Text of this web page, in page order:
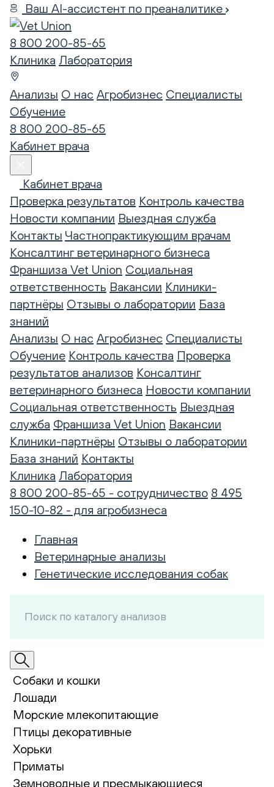
Ваш AI-ассистент по преаналитике
8 800 200-85-65
Клиника Лаборатория
Анализы О нас Агробизнес Специалисты
Обучение
8 800 200-85-65
Кабинет врача
Кабинет врача
Проверка результатов Контроль качества
Новости компании Выездная служба
Контакты Частнопрактикующим врачам
Консалтинг ветеринарного бизнеса
Франшиза Vet Union Социальная
ответственность Вакансии Клиники-
партнёры Отзывы о лаборатории База
знаний
Анализы О нас Агробизнес Специалисты
Обучение Контроль качества Проверка
результатов анализов Консалтинг
ветеринарного бизнеса Новости компании
Социальная ответственность Выездная
служба Франшиза Vet Union Вакансии
Клиники-партнёры Отзывы о лаборатории
База знаний Контакты
Клиника Лаборатория
8 800 200-85-65 - сотрудничество 8 495
150-10-82 - для агробизнеса
Главная
Ветеринарные анализы
Генетические исследования собак
Собаки и кошки
Лошади
Морские млекопитающие
Птицы декоративные
Хорьки
Приматы
Земноводные и пресмыкающиеся